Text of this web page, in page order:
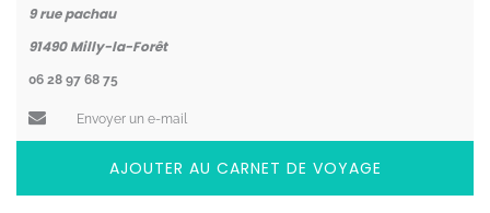
9 rue pachau
91490 Milly-la-Forêt
06 28 97 68 75
Envoyer un e-mail
AJOUTER AU CARNET DE VOYAGE